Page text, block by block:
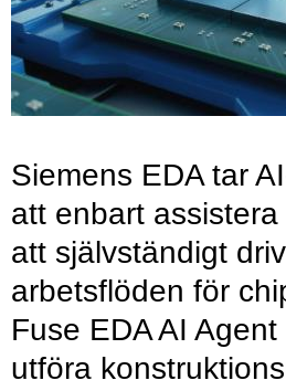
Siemens EDA tar
att enbart
att självständigt
arbetsflöden för
Fuse EDA AI
utföra